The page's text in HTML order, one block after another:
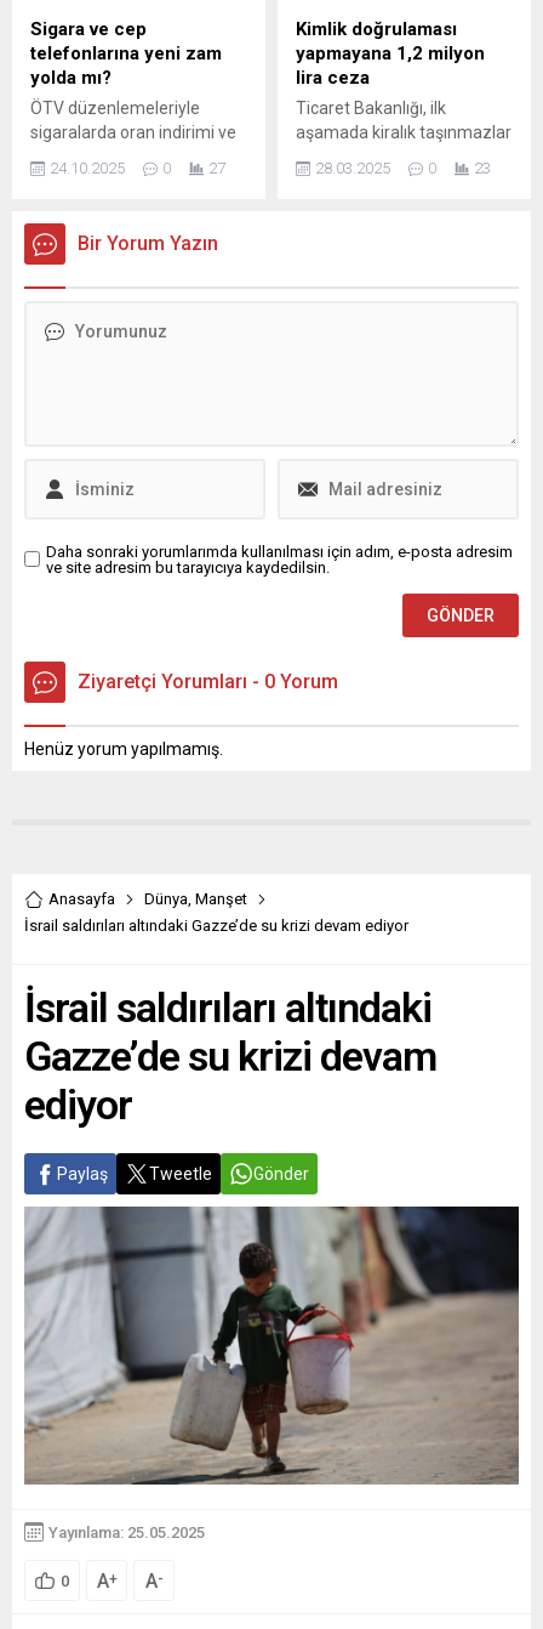
durumda.
Sigara ve cep
telefonlarına yeni zam
yolda mı?
ÖTV düzenlemeleriyle
sigaralarda oran indirimi ve
telefonlarında yeni
düzenlemelerini keşfedin.
24.10.2025 0 27
Kimlik doğrulaması
yapmayana 1,2 milyon
lira ceza
Ticaret Bakanlığı, ilk
aşamada kiralık taşınmazlar
Doğrulama Sistemi'ni 7
28.03.2025 0 23
Bir Yorum Yazın
Daha sonraki yorumlarımda kullanılması için adım, e-posta adresim
ve site adresim bu tarayıcıya kaydedilsin.
Ziyaretçi Yorumları - 0 Yorum
Henüz yorum yapılmamış.
Anasayfa Dünya Manşet
İsrail saldırıları altındaki Gazze’de su krizi devam ediyor
İsrail saldırıları altındaki
Gazze’de su krizi devam
ediyor
Paylaş Tweetle Gönder
Yayınlama: 25.05.2025
0 A+ A-